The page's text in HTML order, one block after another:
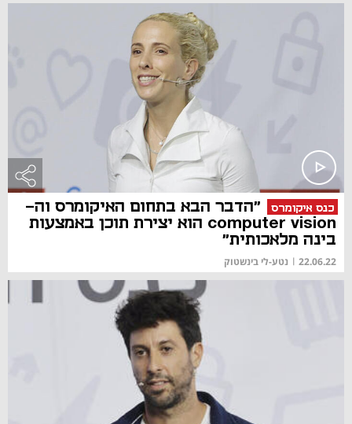
כנס איקומרס
"הדבר הבא בתחום האיקומרס וה-
computer vision הוא יצירת תוכן באמצעות
בינה מלאכותית"
22.06.22
| נטע-לי בינשטוק